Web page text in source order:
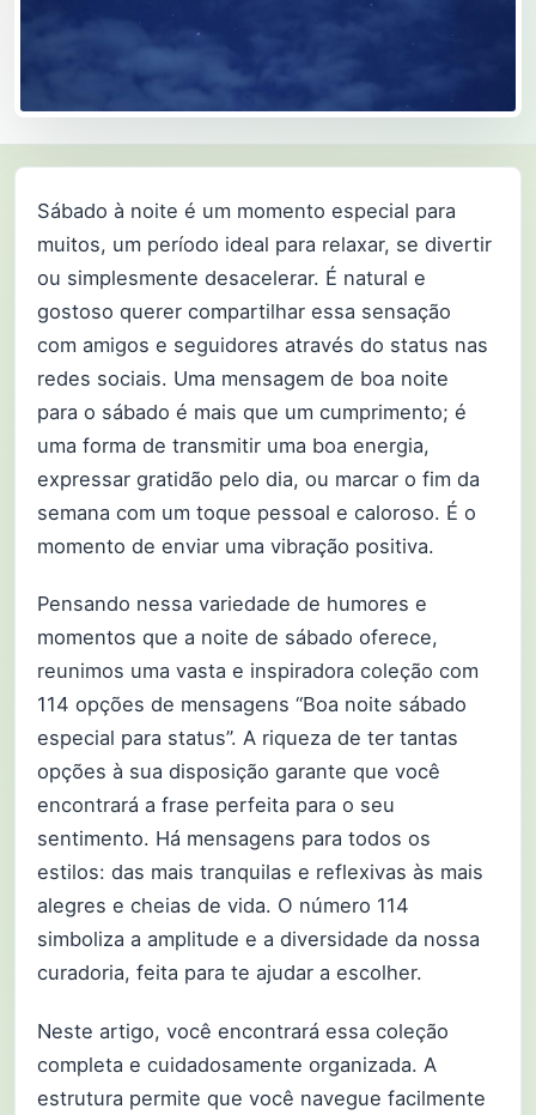
Sábado à noite é um momento especial para
muitos, um período ideal para relaxar, se divertir
ou simplesmente desacelerar. É natural e
gostoso querer compartilhar essa sensação
com amigos e seguidores através do status nas
redes sociais. Uma mensagem de boa noite
para o sábado é mais que um cumprimento; é
uma forma de transmitir uma boa energia,
expressar gratidão pelo dia, ou marcar o fim da
semana com um toque pessoal e caloroso. É o
momento de enviar uma vibração positiva.
Pensando nessa variedade de humores e
momentos que a noite de sábado oferece,
reunimos uma vasta e inspiradora coleção com
114 opções de mensagens “Boa noite sábado
especial para status”. A riqueza de ter tantas
opções à sua disposição garante que você
encontrará a frase perfeita para o seu
sentimento. Há mensagens para todos os
estilos: das mais tranquilas e reflexivas às mais
alegres e cheias de vida. O número 114
simboliza a amplitude e a diversidade da nossa
curadoria, feita para te ajudar a escolher.
Neste artigo, você encontrará essa coleção
completa e cuidadosamente organizada. A
estrutura permite que você navegue facilmente